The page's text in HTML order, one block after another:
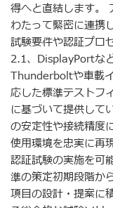
得へと直結します。
わたって緊密に連携
試験要件や認証プロ
2.1、DisplayPortな
Thunderboltや車載
応した標準テストフ
に基づいて提供して
の安定性や接続精度
使用環境を忠実に再
認証試験の実施を可
準の策定初期段階か
項目の設計・提案に